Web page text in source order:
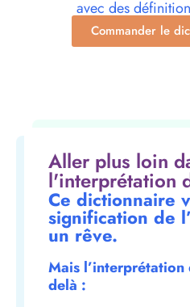
avec des
Commander le
Aller plus loin
l'interprétation
Ce dictionnaire
signification de
un rêve.
Mais l’interprétation
delà :